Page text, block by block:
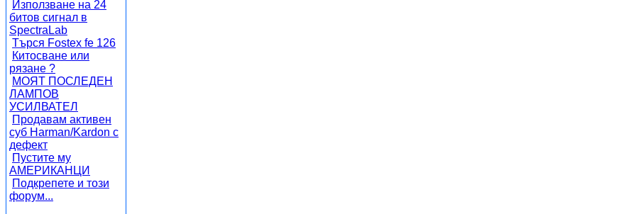
Използване на 24
битов сигнал в
SpectraLab
Търся Fostex fe 126
Китосване или
рязане ?
МОЯТ ПОСЛЕДЕН
ЛАМПОВ
УСИЛВАТЕЛ
Продавам активен
суб Harman/Kardon с
дефект
Пустите му
АМЕРИКАНЦИ
Подкрепете и този
форум...